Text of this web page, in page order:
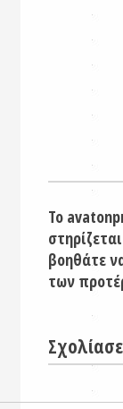
Το
βοηθάτε
των